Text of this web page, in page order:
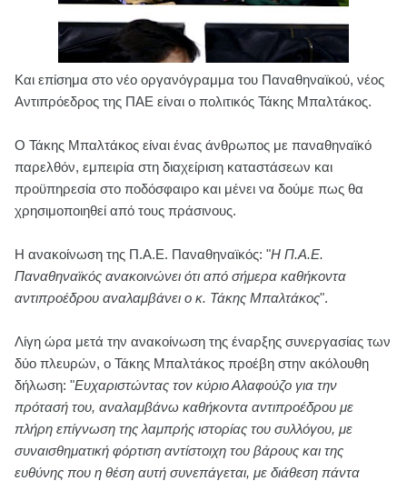
Και επίσημα στο νέο οργανόγραμμα του Παναθηναϊκού, νέος
Αντιπρόεδρος της ΠΑΕ είναι ο πολιτικός Τάκης Μπαλτάκος.
Ο Τάκης Μπαλτάκος είναι ένας άνθρωπος με παναθηναϊκό
παρελθόν, εμπειρία στη διαχείριση καταστάσεων και
προϋπηρεσία στο ποδόσφαιρο και μένει να δούμε πως θα
χρησιμοποιηθεί από τους πράσινους.
Η ανακοίνωση της Π.Α.Ε. Παναθηναϊκός: "Η Π.Α.Ε.
Παναθηναϊκός ανακοινώνει ότι από σήμερα καθήκοντα
αντιπροέδρου αναλαμβάνει ο κ. Τάκης Μπαλτάκος".
Λίγη ώρα μετά την ανακοίνωση της έναρξης συνεργασίας των
δύο πλευρών, ο Τάκης Μπαλτάκος προέβη στην ακόλουθη
δήλωση: "Ευχαριστώντας τον κύριο Αλαφούζο για την
πρότασή του, αναλαμβάνω καθήκοντα αντιπροέδρου με
πλήρη επίγνωση της λαμπρής ιστορίας του συλλόγου, με
συναισθηματική φόρτιση αντίστοιχη του βάρους και της
ευθύνης που η θέση αυτή συνεπάγεται, με διάθεση πάντα